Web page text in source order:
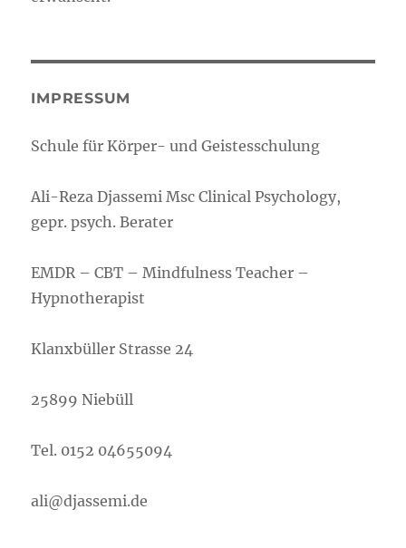
IMPRESSUM
Schule für Körper- und Geistesschulung
Ali-Reza Djassemi Msc Clinical Psychology,
gepr. psych. Berater
EMDR – CBT – Mindfulness Teacher –
Hypnotherapist
Klanxbüller Strasse 24
25899 Niebüll
Tel. 0152 04655094
ali@djassemi.de